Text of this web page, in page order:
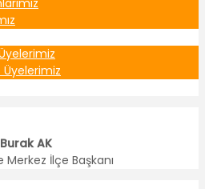
Burak AK
Merkez İlçe Başkanı